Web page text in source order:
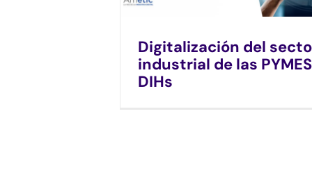
Digitalización del
industrial de las
DIHs